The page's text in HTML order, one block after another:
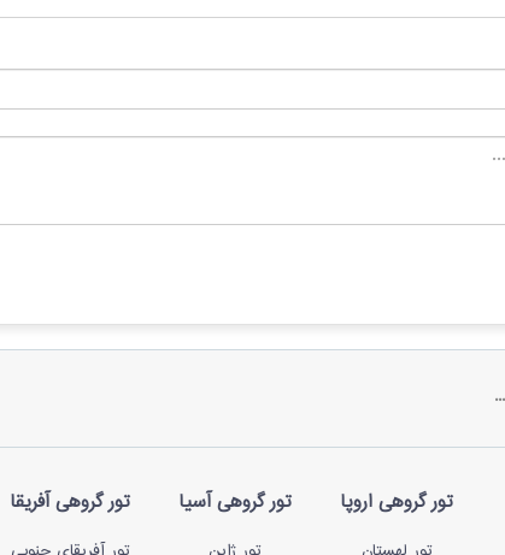
تور گروهی اروپا تور گروهی آسیا تور گروهی آفریقا